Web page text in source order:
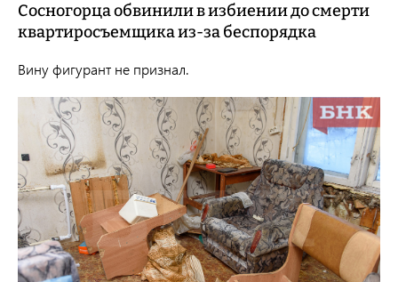
Сосногорца обвинили в избиении до смерти
квартиросъемщика из-за беспорядка
Вину фигурант не признал.